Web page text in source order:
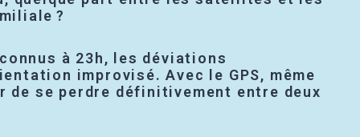
?
à 23h, les déviations
improvisé. Avec le GPS, même
de se perdre définitivement entre deux